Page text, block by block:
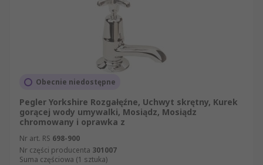
Obecnie niedostępne
Pegler Yorkshire Rozgałęźne, Uchwyt skrętny, Kurek
gorącej wody umywalki, Mosiądz, Mosiądz
chromowany i oprawka z
Nr art. RS 698-900
Nr części producenta 301007
Suma częściowa (1 sztuka)